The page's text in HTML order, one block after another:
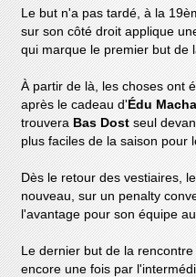
Le but n'a pas tardé, à la
sur son côté droit applique
qui marque le premier but de
À partir de là, les choses ont
après le cadeau d' Édu
trouvera Bas Dost seul
plus faciles de la saison pour
Dès le retour des vestiaires,
nouveau, sur un penalty
l'avantage pour son équipe
Le dernier but de la
encore une fois par